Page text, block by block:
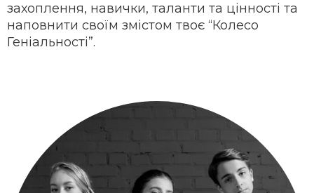
захоплення, навички, таланти та цінності та
наповнити своїм змістом твоє “Колесо
Геніальності”.